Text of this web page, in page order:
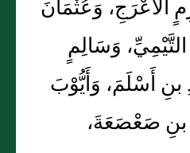
الأَعْرَجِ، وَعُثْمَانَ
وَسَالِمٍ
بنِ أَسْلَمَ، وَأَيُّوْبَ
بنِ صَعْصَعَةَ،